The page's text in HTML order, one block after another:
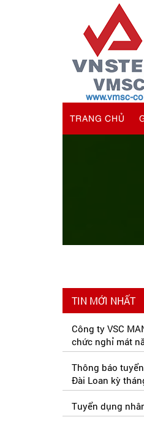
www.vmsc-
TRANG CHỦ
TIN MỚI NHẤT
Công ty VSC
chức nghỉ mát
Thông báo
Đài Loan kỳ
Tuyển dụng